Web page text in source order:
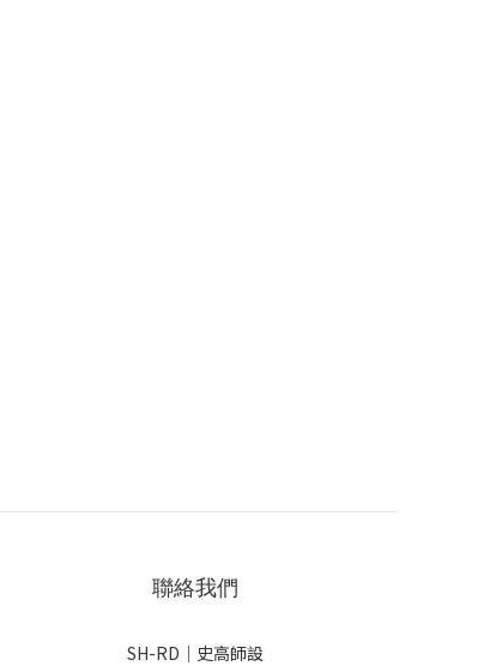
聯絡我們
SH-RD｜史高師設